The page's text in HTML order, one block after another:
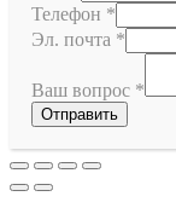
Телефон *
Эл. почта *
Ваш вопрос *
Отправить